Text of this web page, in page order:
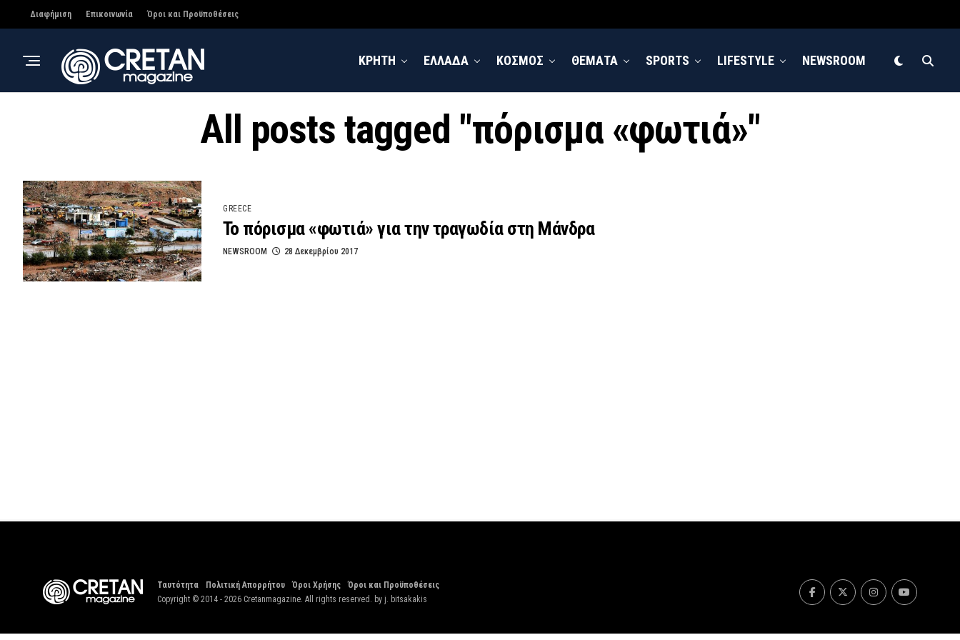
Διαφήμιση Επικοινωνία Όροι και Προϋποθέσεις
ΚΡΗΤΗ ΕΛΛΑΔΑ ΚΟΣΜΟΣ ΘΕΜΑΤΑ SPORTS LIFESTYLE NEWSROOM
All posts tagged "πόρισμα «φωτιά»"
GREECE
Το πόρισμα «φωτιά» για την τραγωδία στη Μάνδρα
NEWSROOM 28 Δεκεμβρίου 2017
Ταυτότητα Πολιτική Απορρήτου Όροι Χρήσης
Όροι και Προϋποθέσεις
Copyright © 2014 - 2026 Cretanmagazine. All rights reserved. by j. bitsakakis